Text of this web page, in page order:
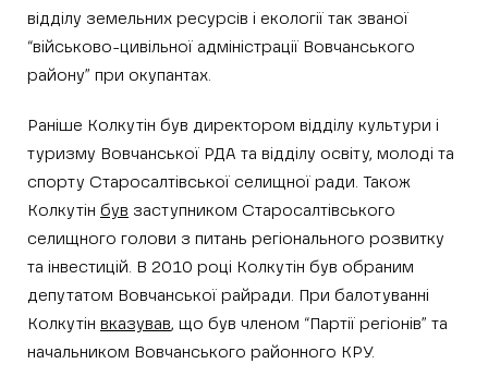
відділу земельних ресурсів і екології так званої
“військово-цивільної адміністрації Вовчанського
району” при окупантах.
Раніше Колкутін був директором відділу культури і
туризму Вовчанської РДА та відділу освіту, молоді та
спорту Старосал­тівської селищної ради. Також
Колкутін був заступником Старосалтівського
селищного голови з питань регіонального розвитку
та інвестицій. В 2010 році Колкутін був обраним
депутатом Вовчанської райради. При балотуванні
Колкутін вказував, що був членом “Партії регіонів” та
начальником Вовчанського районного КРУ.